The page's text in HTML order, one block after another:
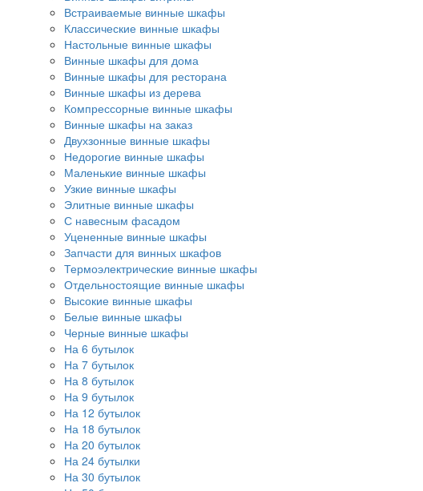
Встраиваемые винные шкафы
Классические винные шкафы
Настольные винные шкафы
Винные шкафы для дома
Винные шкафы для ресторана
Винные шкафы из дерева
Компрессорные винные шкафы
Винные шкафы на заказ
Двухзонные винные шкафы
Недорогие винные шкафы
Маленькие винные шкафы
Узкие винные шкафы
Элитные винные шкафы
С навесным фасадом
Уцененные винные шкафы
Запчасти для винных шкафов
Термоэлектрические винные шкафы
Отдельностоящие винные шкафы
Высокие винные шкафы
Белые винные шкафы
Черные винные шкафы
На 6 бутылок
На 7 бутылок
На 8 бутылок
На 9 бутылок
На 12 бутылок
На 18 бутылок
На 20 бутылок
На 24 бутылки
На 30 бутылок